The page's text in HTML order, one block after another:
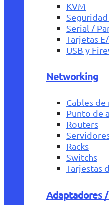
KVM
Serial /
Tarjetas
USB y
Networking
Cables de
Punto de
Routers
Racks
Switchs
Tarjestas
Adaptadores